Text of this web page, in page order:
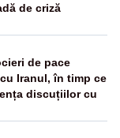
de criză
de pace
Iranul, în timp ce
discuțiilor cu